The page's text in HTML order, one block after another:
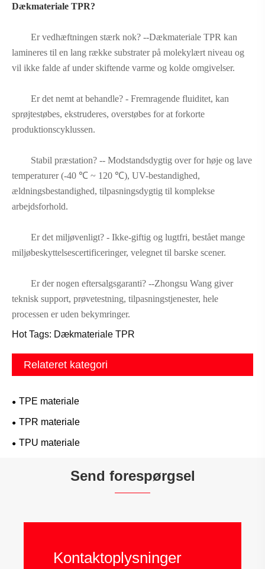
Dækmateriale TPR?
Er vedhæftningen stærk nok? --Dækmateriale TPR kan
lamineres til en lang række substrater på molekylært niveau og
vil ikke falde af under skiftende varme og kolde omgivelser.
Er det nemt at behandle? - Fremragende fluiditet, kan
sprøjtestøbes, ekstruderes, overstøbes for at forkorte
produktionscyklussen.
Stabil præstation? -- Modstandsdygtig over for høje og lave
temperaturer (-40 ℃ ~ 120 ℃), UV-bestandighed,
ældningsbestandighed, tilpasningsdygtig til komplekse
arbejdsforhold.
Er det miljøvenligt? - Ikke-giftig og lugtfri, bestået mange
miljøbeskyttelsescertificeringer, velegnet til barske scener.
Er der nogen eftersalgsgaranti? --Zhongsu Wang giver
teknisk support, prøvetestning, tilpasningstjenester, hele
processen er uden bekymringer.
Hot Tags: Dækmateriale TPR
Relateret kategori
TPE materiale
TPR materiale
TPU materiale
Send forespørgsel
Kontaktoplysninger